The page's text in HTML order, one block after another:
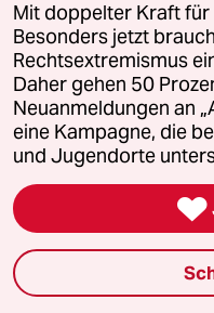
taz FUTURZWEI
Le Monde diplomatique
taz Archiv
Mehr taz Angebote
Reisen
Mit doppelter Kraft für
Besonders jetzt
Rechtsextremismus
Daher gehen 50
Neuanmeldungen an
eine Kampagne, die
und Jugendorte
